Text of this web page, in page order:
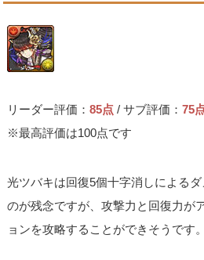
リーダー評価：85点 / サブ評価：75
※最高評価は100点です
光ツバキは回復5個十字消しによる
のが残念ですが、攻撃力と回復力が
ョンを攻略することができそうです。